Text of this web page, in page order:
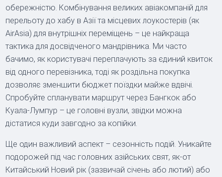
обережністю. Комбінування великих авіакомпаній для
перельоту до хабу в Азії та місцевих лоукостерів (як
AirAsia) для внутрішніх переміщень – це найкраща
тактика для досвідченого мандрівника. Ми часто
бачимо, як користувачі переплачують за єдиний квиток
від одного перевізника, тоді як роздільна покупка
дозволяє зменшити бюджет поїздки майже вдвічі.
Спробуйте спланувати маршрут через Бангкок або
Куала-Лумпур – це головні вузли, звідки можна
дістатися куди завгодно за копійки.
Ще один важливий аспект – сезонність подій. Уникайте
подорожей під час головних азійських свят, як-от
Китайський Новий рік (зазвичай січень або лютий) або